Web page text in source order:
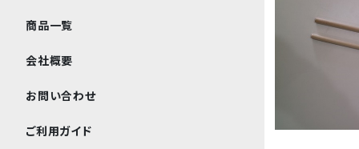
商品一覧
会社概要
お問い合わせ
ご利用ガイド